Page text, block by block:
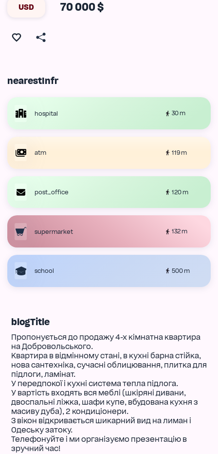
USD 70 000 $
nearestInfr
hospital 30 m
atm 119 m
post_office 120 m
supermarket 132 m
school 500 m
blogTitle
Пропонується до продажу 4-х кімнатна квартира
на Добровольського.
Квартира в відмінному стані, в кухні барна стійка,
нова сантехніка, сучасні облицювання, плитка для
підлоги, ламінат.
У передпокої і кухні система тепла підлога.
У вартість входять вся меблі (шкіряні дивани,
двоспальні ліжка, шафи купе, вбудована кухня з
масиву дуба), 2 кондиціонери.
З вікон відкривається шикарний вид на лиман і
Одеську затоку.
Телефонуйте і ми організуємо презентацію в
зручний час!